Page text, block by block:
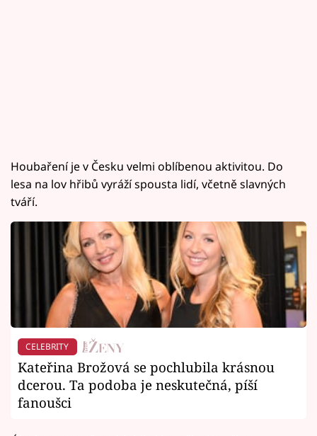
Houbaření je v Česku velmi oblíbenou aktivitou. Do
lesa na lov hřibů vyráží spousta lidí, včetně slavných
tváří.
CELEBRITY
Kateřina Brožová se pochlubila krásnou
dcerou. Ta podoba je neskutečná, píší
fanoušci